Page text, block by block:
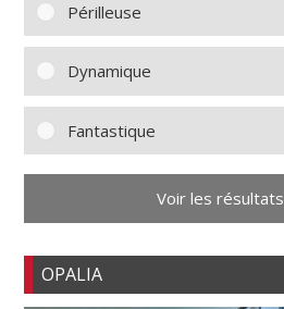
Périlleuse
Dynamique
Fantastique
Voir les résultats
OPALIA